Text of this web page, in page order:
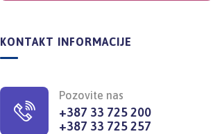
KONTAKT INFORMACIJE
Pozovite nas
+387 33 725 200
+387 33 725 257